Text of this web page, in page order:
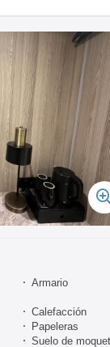
Armario
Calefacción
Papeleras
Suelo de